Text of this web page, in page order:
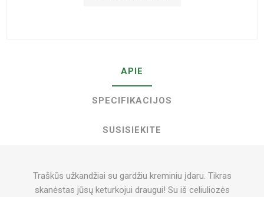
APIE
SPECIFIKACIJOS
SUSISIEKITE
Traškūs užkandžiai su gardžiu kreminiu įdaru. Tikras
skanėstas jūsų keturkojui draugui! Su iš celiuliozės